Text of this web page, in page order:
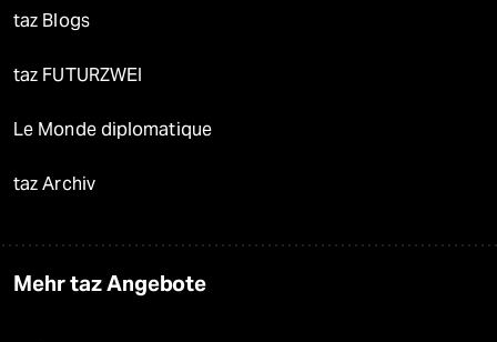
taz Blogs
taz FUTURZWEI
Le Monde diplomatique
taz Archiv
Mehr taz Angebote